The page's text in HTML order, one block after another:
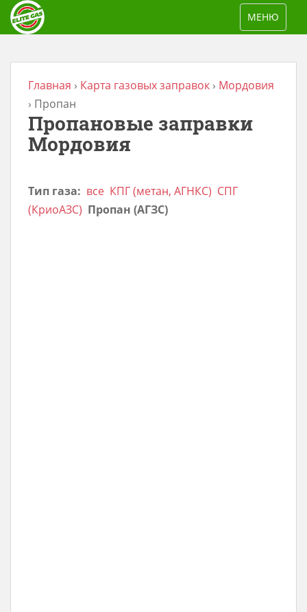
TOGGLE
МЕНЮ
Главная › Карта газовых заправок › Мордовия
› Пропан
Пропановые заправки
Мордовия
Тип газа: все КПГ (метан, АГНКС) СПГ
(КриоАЗС) Пропан (АГЗС)